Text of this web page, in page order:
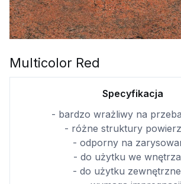
Multicolor Red
Specyfikacja
- bardzo wrażliwy na
- różne struktury
- odporny na
- do użytku we
- do użytku